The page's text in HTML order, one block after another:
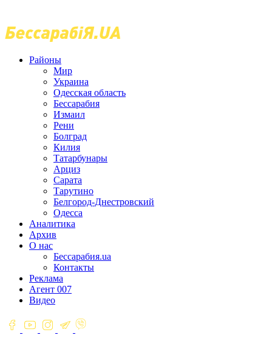
Районы
Мир
Украина
Одесская область
Бессарабия
Измаил
Рени
Болград
Килия
Татарбунары
Арциз
Сарата
Тарутино
Белгород-Днестровский
Одесса
Аналитика
Архив
О нас
Бессарабия.ua
Контакты
Реклама
Агент 007
Видео